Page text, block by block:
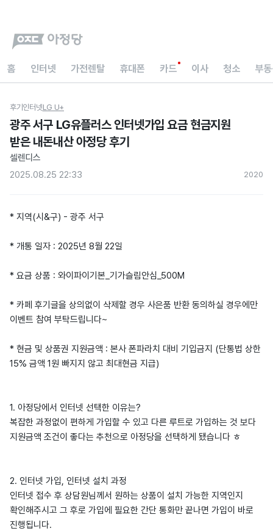
홈 인터넷 가전렌탈 휴대폰 카드 이사 청소 부
후기 인터넷LG U+
광주 서구 LG유플러스 인터넷가입 요금 현금지원
받은 내돈내산 아정당 후기
셀렌디스
2025.08.25 22:33
2020
* 지역(시&구) - 광주 서구
* 개통 일자 : 2025년 8월 22일
* 요금 상품 : 와이파이기본_기가슬림안심_500M
* 카페 후기글을 상의없이 삭제할 경우 사은품 반환 동의하실 경우에만
이벤트 참여 부탁드립니다~
* 현금 및 상품권 지원금액 : 본사 폰파라치 대비 기입금지 (단통법 상한
15% 금액 1원 빠지지 않고 최대현금 지급)
1. 아정당에서 인터넷 선택한 이유는?
복잡한 과정없이 편하게 가입할 수 있고 다른 루트로 가입하는 것 보다
지원금액 조건이 좋다는 추천으로 아정당을 선택하게 됐습니다 ㅎ
2. 인터넷 가입, 인터넷 설치 과정
인터넷 접수 후 상담원님께서 원하는 상품이 설치 가능한 지역인지
확인해주시고 그 후로 가입에 필요한 간단 통화만 끝나면 가입이 바로
진행됩니다.